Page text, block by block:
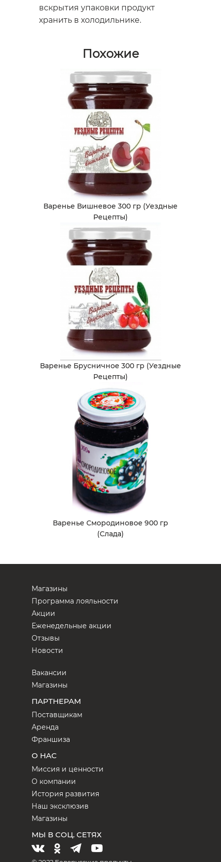
вскрытия упаковки продукт
хранить в холодильнике.
Похожие
Варенье Вишневое 300 гр (Уездные
Рецепты)
Варенье Брусничное 300 гр (Уездные
Рецепты)
Варенье Смородиновое 900 гр
(Слада)
Магазины
Программа лояльности
Акции
Еженедельные акции
Отзывы
Новости
Вакансии
Магазины
ПАРТНЕРАМ
Поставщикам
Аренда
Франшиза
О НАС
Миссия и ценности
О компании
История развития
Наш эксклюзив
Магазины
МЫ В СОЦ. СЕТЯХ